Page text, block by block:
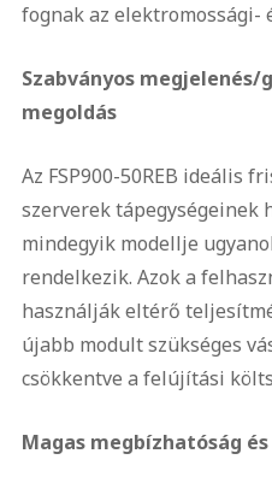
fognak az elektromossági-
Szabványos
megoldás
Az FSP900-50REB ideális
szerverek tápegységeinek
mindegyik modellje
rendelkezik. Azok a
használják eltérő
újabb modult szükséges
csökkentve a felújítási
Magas megbízhatóság